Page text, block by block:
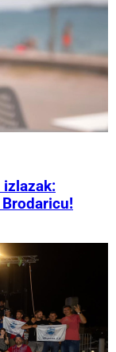
izlazak: